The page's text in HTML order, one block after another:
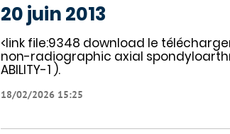
20 juin 2013
<link file:9348 download le
non-radiographic axial
ABILITY-1 ).
18/02/2026 15:25